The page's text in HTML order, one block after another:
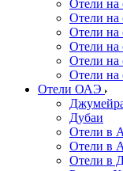
Отели на
Отели на
Отели на
Отели на
Отели на
Отели на
Отели ОАЭ
Дубаи
Отели в
Отели в
Отели в